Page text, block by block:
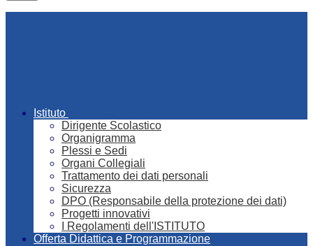
Istituto
Dirigente Scolastico
Organigramma
Plessi e Sedi
Organi Collegiali
Trattamento dei dati personali
Sicurezza
DPO (Responsabile della protezione dei dati)
Progetti innovativi
I Regolamenti dell'ISTITUTO
Offerta Didattica e Programmazione